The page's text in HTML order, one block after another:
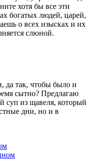
хотя бы все эти
богатых людей, царей,
о всех изысках и их
слюной.
да так, чтобы было и
сытно? Предлагаю
суп из щавеля, который
дни, но и в